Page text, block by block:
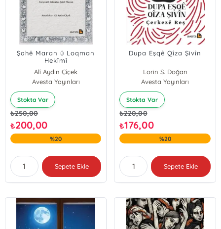
Şahê Maran û Loqman
Hekîmî
Alî Aydin Çîçek
Avesta Yayınları
Stokta Var
₺250,00
₺200,00
%20
Sepete Ekle
Dupa Eşqê Qîza Şivîn
Lorin S. Doğan
Avesta Yayınları
Stokta Var
₺220,00
₺176,00
%20
Sepete Ekle